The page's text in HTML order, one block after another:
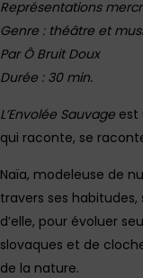
Représentations
Genre : théâtre et
Par Ô Bruit Doux
Durée : 30 min.
L’Envolée Sauvage est
qui raconte, se
Naïa, modeleuse de
travers ses
d’elle, pour évoluer
slovaques et de
de la nature.